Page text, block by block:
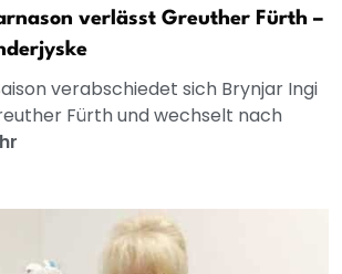
verlässt Greuther Fürth –
verabschiedet sich Brynjar Ingi
Fürth und wechselt nach